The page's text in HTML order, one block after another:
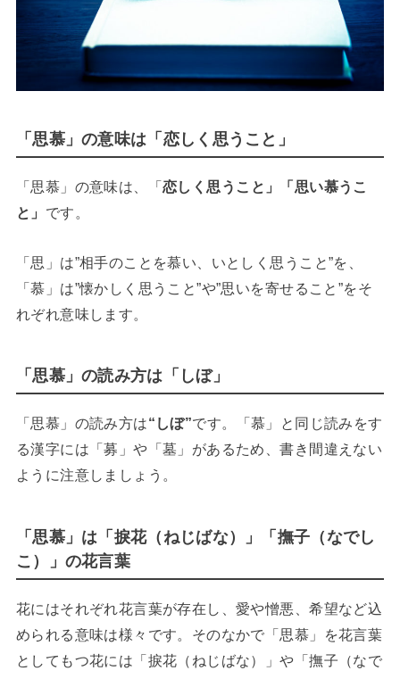
「思慕」の意味は「恋しく思うこと」
「思慕」の意味は、「恋しく思うこと」「思い慕うこ
と」 です。
「思」は”相手のことを慕い、いとしく思うこと”を、
「慕」は”懐かしく思うこと”や”思いを寄せること”をそ
れぞれ意味します。
「思慕」の読み方は「しぼ」
「思慕」の読み方は“しぼ”です。「慕」と同じ読みをす
る漢字には「募」や「墓」があるため、書き間違えない
ように注意しましょう。
「思慕」は「捩花（ねじばな）」「撫子（なでし
こ）」の花言葉
花にはそれぞれ花言葉が存在し、愛や憎悪、希望など込
められる意味は様々です。そのなかで「思慕」を花言葉
としてもつ花には「捩花（ねじばな）」や「撫子（なで